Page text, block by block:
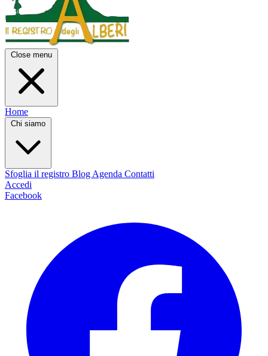
Close menu
Home
Chi siamo
Sfoglia il registro Blog Agenda Contatti
Accedi
Facebook